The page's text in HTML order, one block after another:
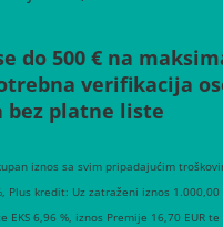
500 € na
verifikacija
bez platne liste
iznos sa svim pripadajućim
Plus kredit: Uz zatraženi iznos
6,96 %, iznos Premije 16,70 EUR